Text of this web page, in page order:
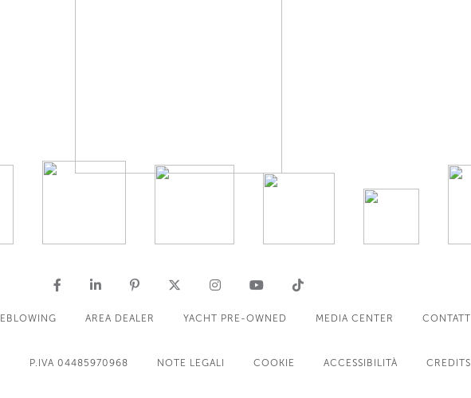
AREA DEALER YACHT PRE-OWNED MEDIA CENTER CONTATTI
P.IVA 04485970968 NOTE LEGALI COOKIE ACCESSIBILITÀ CREDITS